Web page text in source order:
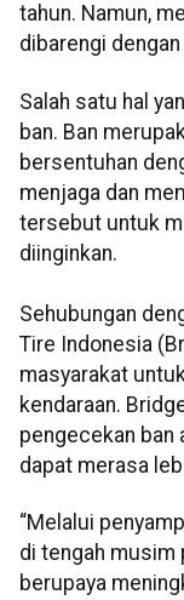
tahun. Namun,
dibarengi
Salah satu hal
ban. Ban
bersentuhan
menjaga dan
tersebut untuk
diinginkan.
Sehubungan
Tire Indonesia
masyarakat
kendaraan.
pengecekan ban
dapat merasa
“Melalui
di tengah musim
berupaya